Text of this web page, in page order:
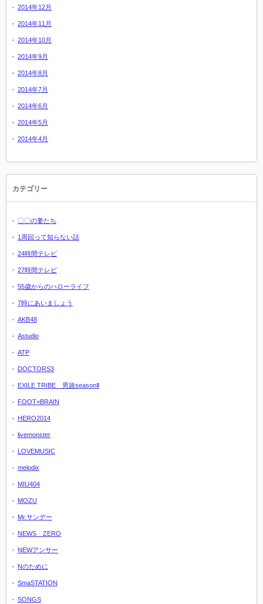
2014年12月
2014年11月
2014年10月
2014年9月
2014年8月
2014年7月
2014年6月
2014年5月
2014年4月
カテゴリー
〇〇の妻たち
1周回って知らない話
24時間テレビ
27時間テレビ
55歳からのハローライフ
7時にあいましょう
AKB48
Astudio
ATP
DOCTORS3
EXILE TRIBE 男旅seasonⅡ
FOOT×BRAIN
HERO2014
livemonster
LOVEMUSIC
melodix
MIU404
MOZU
Mr.サンデー
NEWS ZERO
NEWアンサー
Nのために
SmaSTATION
SONGS